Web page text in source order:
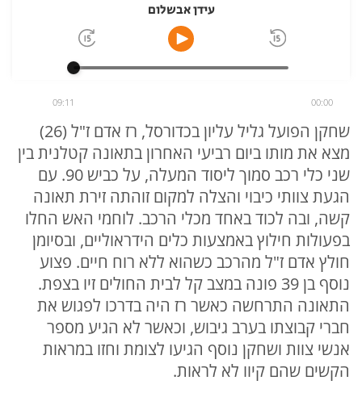
עידן אבשלום
00:00
09:11
שחקן הפועל גליל עליון בכדורסל, רז אדם ז"ל (26)
מצא את מותו ביום רביעי האחרון בתאונה קטלנית בין
שני כלי רכב סמוך ליסוד המעלה, על כביש 90. עם
הגעת צוותי כיבוי והצלה למקום זוהתה זירת תאונה
קשה, ובה לכוד באחד מכלי הרכב. לוחמי האש החלו
בפעולות חילוץ באמצעות כלים הידראוליים, ובסיומן
חולץ אדם ז"ל מהרכב כשהוא ללא רוח חיים. פצוע
נוסף בן 39 פונה במצב קל לבית החולים זיו בצפת.
התאונה התרחשה כאשר רז היה בדרכו לפגוש את
חברי קבוצתו בערב גיבוש, וכאשר לא הגיע מספר
אנשי צוות ושחקן נוסף הגיעו לצומת וחזו במראות
הקשים שהם קיוו לא לראות.